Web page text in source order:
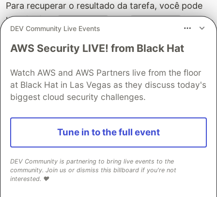
Para recuperar o resultado da tarefa, você pode
usar tanto o
ou o
que
aceita uma estrutura Task como um argumento.
Há uma diferença importante na forma de
tem que escolher sabiamente. Ambos param o
programa e tentam recuperar o resultado da
tarefa. A diferença vem da maneira como eles
Os tempos de espera do processo garantem que
os processos não fiquem presos para sempre.
Para mostrar como eles funcionam, vamos
DEV Community Live Events
AWS Security LIVE! from Black Hat
Watch AWS and AWS Partners live from the floor
at Black Hat in Las Vegas as they discuss today's
biggest cloud security challenges.
Tune in to the full event
DEV Community is partnering to bring live events to the
community. Join us or dismiss this billboard if you're not
interested. ❤️